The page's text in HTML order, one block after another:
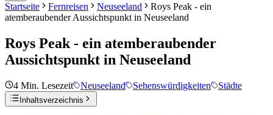
Startseite Fernreisen Neuseeland
Roys Peak - ein
atemberaubender Aussichtspunkt in Neuseeland
Roys Peak - ein atemberaubender
Aussichtspunkt in Neuseeland
4 Min. Lesezeit Neuseeland Sehenswürdigkeiten Städte
Inhaltsverzeichnis